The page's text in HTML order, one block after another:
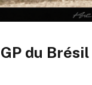
du Brésil